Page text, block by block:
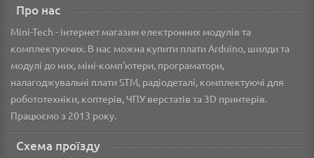
Про нас
Mini-Tech - інтернет магазин електронних модулів та
комплектуючих. В нас можна купити плати Arduino, шилди та
модулі до них, міні-комп'ютери, програматори,
налагоджувальні плати STM, радіодеталі, комплектуючі для
робототехніки, коптерів, ЧПУ верстатів та 3D принтерів.
Працюємо з 2013 року.
Схема проїзду